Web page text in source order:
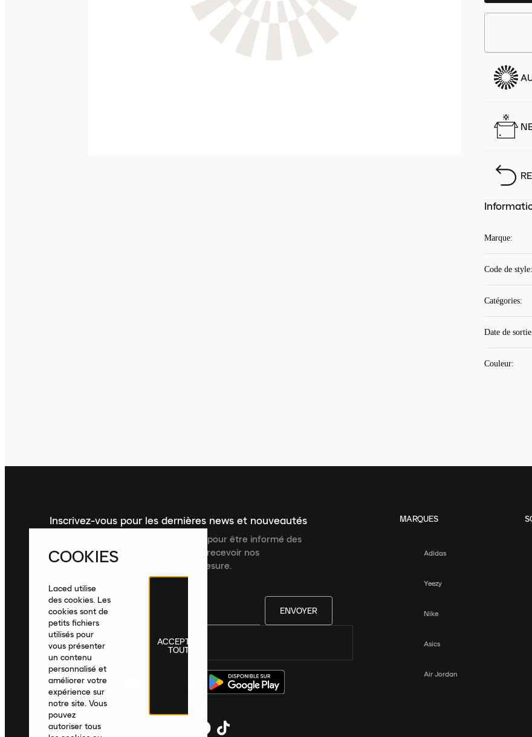
Marque:
Code de style:
Catégories:
Date de sortie
Couleur:
Inscrivez-vous pour les dernières news et nouveautés
Inscrivez-vous à la newsletter Laced pour être informé des
dernières nouveautés, collections et recevoir nos
recommandations de produits sur mesure.
ENVOYER
France|Français
MARQUES
Adidas
Yeezy
Nike
Asics
Air Jordan
COOKIES
Laced utilise
des cookies. Les
cookies sont de
petits fichiers
utilisés pour
vous présenter
un contenu
personnalisé et
améliorer votre
expérience sur
notre site. Vous
pouvez
autoriser tous
ACCEPTER
TOUT